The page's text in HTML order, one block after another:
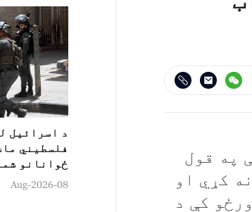
سرچينې په قول
کړي او
له مخې يې ايران له امريکا څخه غوښتي چې په راتلونکو ۳۰ ورځو کې د
د اسرائيل
فلسطیني
ځوانانو
08-Aug-2026